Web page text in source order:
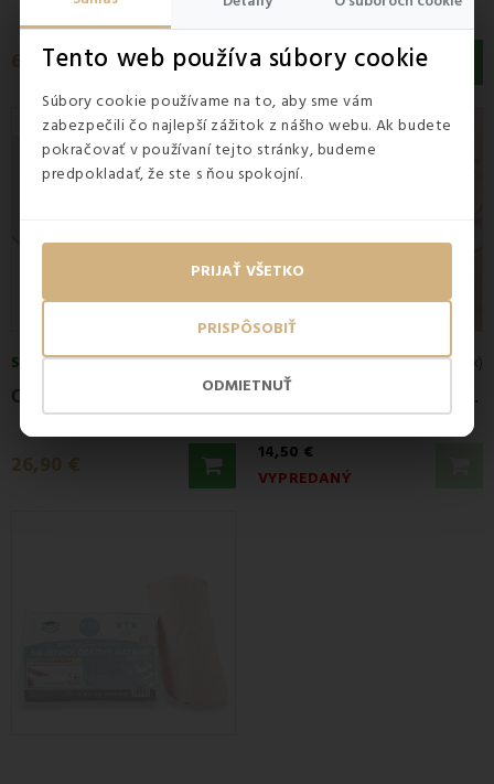
Tento web používa súbory cookie
Súbory cookie používame na to, aby sme vám
zabezpečili čo najlepší zážitok z nášho webu. Ak budete
pokračovať v používaní tejto stránky, budeme
predpokladať, že ste s ňou spokojní.
ODMIETNUŤ
PRISPÔSOBIŤ
PRIJAŤ VŠETKO
6,55 € 9,50 €
SKLADOM 4.9(12x)
C
hránič na matrac nepremokavý biely EMI
26,90 €
Plachta posteľná nepremokavá krémová s...
14,50 €
VYPREDANÝ